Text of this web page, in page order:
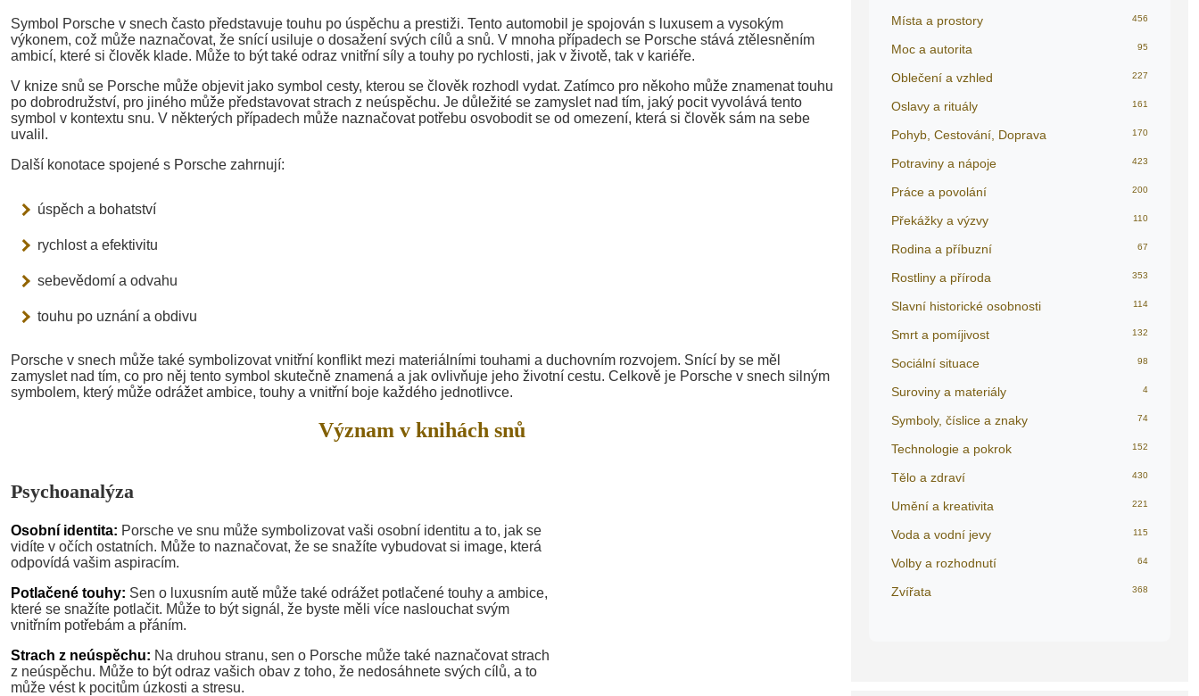
Symbol Porsche v snech často představuje touhu po úspěchu a prestiži. Tento automobil je spojován s luxusem a vysokým
výkonem, což může naznačovat, že snící usiluje o dosažení svých cílů a snů. V mnoha případech se Porsche stává ztělesněním
ambicí, které si člověk klade. Může to být také odraz vnitřní síly a touhy po rychlosti, jak v životě, tak v kariéře.
V knize snů se Porsche může objevit jako symbol cesty, kterou se člověk rozhodl vydat. Zatímco pro někoho může znamenat touhu
po dobrodružství, pro jiného může představovat strach z neúspěchu. Je důležité se zamyslet nad tím, jaký pocit vyvolává tento
symbol v kontextu snu. V některých případech může naznačovat potřebu osvobodit se od omezení, která si člověk sám na sebe
uvalil.
Další konotace spojené s Porsche zahrnují:
úspěch a bohatství
rychlost a efektivitu
sebevědomí a odvahu
touhu po uznání a obdivu
Porsche v snech může také symbolizovat vnitřní konflikt mezi materiálními touhami a duchovním rozvojem. Snící by se měl
zamyslet nad tím, co pro něj tento symbol skutečně znamená a jak ovlivňuje jeho životní cestu. Celkově je Porsche v snech silným
symbolem, který může odrážet ambice, touhy a vnitřní boje každého jednotlivce.
Význam v knihách snů
Psychoanalýza
Osobní identita: Porsche ve snu může symbolizovat vaši osobní identitu a to, jak se
vidíte v očích ostatních. Může to naznačovat, že se snažíte vybudovat si image, která
odpovídá vašim aspiracím.
Potlačené touhy: Sen o luxusním autě může také odrážet potlačené touhy a ambice,
které se snažíte potlačit. Může to být signál, že byste měli více naslouchat svým
vnitřním potřebám a přáním.
Strach z neúspěchu: Na druhou stranu, sen o Porsche může také naznačovat strach
z neúspěchu. Může to být odraz vašich obav z toho, že nedosáhnete svých cílů, a to
může vést k pocitům úzkosti a stresu.
Místa a prostory 456
Moc a autorita 95
Oblečení a vzhled 227
Oslavy a rituály 161
Pohyb, Cestování, Doprava 170
Potraviny a nápoje 423
Práce a povolání 200
Překážky a výzvy 110
Rodina a příbuzní 67
Rostliny a příroda 353
Slavní historické osobnosti 114
Smrt a pomíjivost 132
Sociální situace 98
Suroviny a materiály 4
Symboly, číslice a znaky 74
Technologie a pokrok 152
Tělo a zdraví 430
Umění a kreativita 221
Voda a vodní jevy 115
Volby a rozhodnutí 64
Zvířata 368